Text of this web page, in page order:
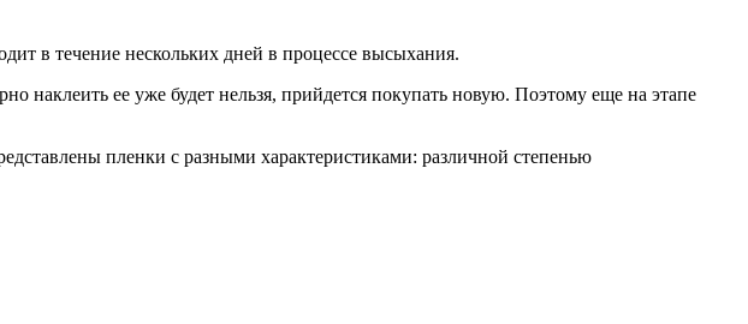
в течение нескольких дней в процессе высыхания.
наклеить ее уже будет нельзя, прийдется покупать новую. Поэтому еще на этапе
пленки с разными характеристиками: различной степенью